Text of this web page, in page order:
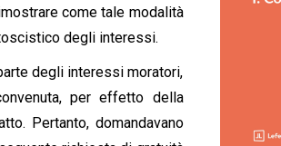
come tale modalità
degli interessi.
degli interessi moratori,
per effetto della
Pertanto, domandavano